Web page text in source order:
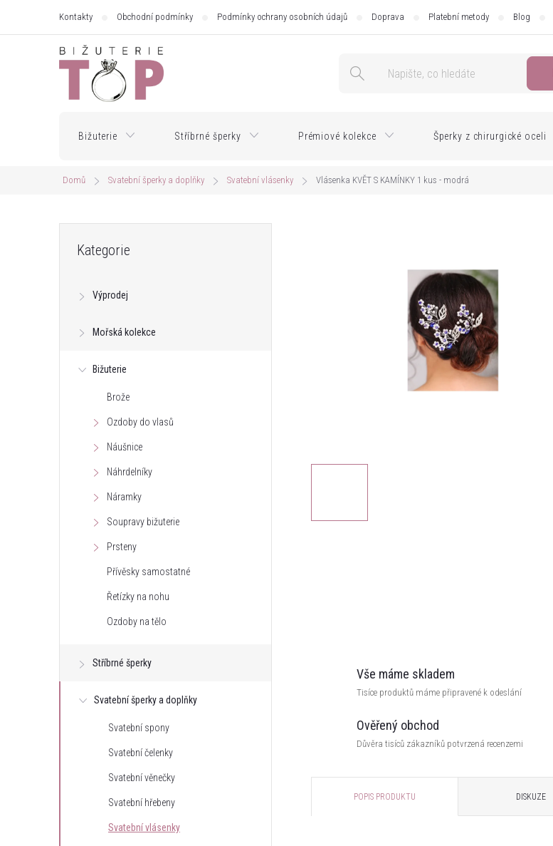
Kontakty Obchodní podmínky Podmínky ochrany osobních údajů Doprava Platební metody Blog
Bižuterie Stříbrné šperky Prémiové kolekce Šperky z chirurgické oceli
Domů Svatební šperky a doplňky Svatební vlásenky Vlásenka KVĚT S KAMÍNKY 1 kus - modrá
kategorie
Kategorie
Výprodej
Mořská kolekce
Bižuterie
Brože
Ozdoby do vlasů
Náušnice
Náhrdelníky
Náramky
Soupravy bižuterie
Prsteny
Přívěsky samostatné
Řetízky na nohu
Ozdoby na tělo
Stříbrné šperky
Svatební šperky a doplňky
Svatební spony
Svatební čelenky
Svatební věnečky
Svatební hřebeny
Svatební vlásenky
Vše máme skladem
Tisíce produktů máme připravené k odeslání
Ověřený obchod
Důvěra tisíců zákazníků potvrzená recenzemi
POPIS PRODUKTU DISKUZE